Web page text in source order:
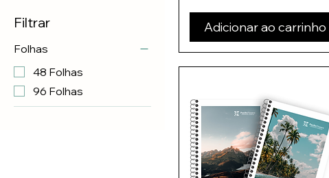
Filtrar
Folhas
48 Folhas
96 Folhas
Adicionar ao carrinho